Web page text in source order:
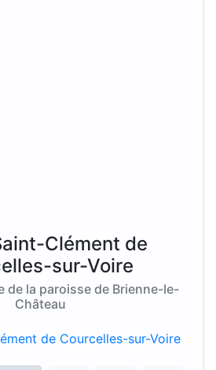
Clément de
sur-Voire
de la paroisse de Brienne-le-
Château